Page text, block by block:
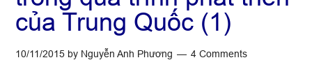
trong
quá
trình
của Trung Quốc (1)
10/11/2015 by Nguyễn Anh Phương 4 Comments